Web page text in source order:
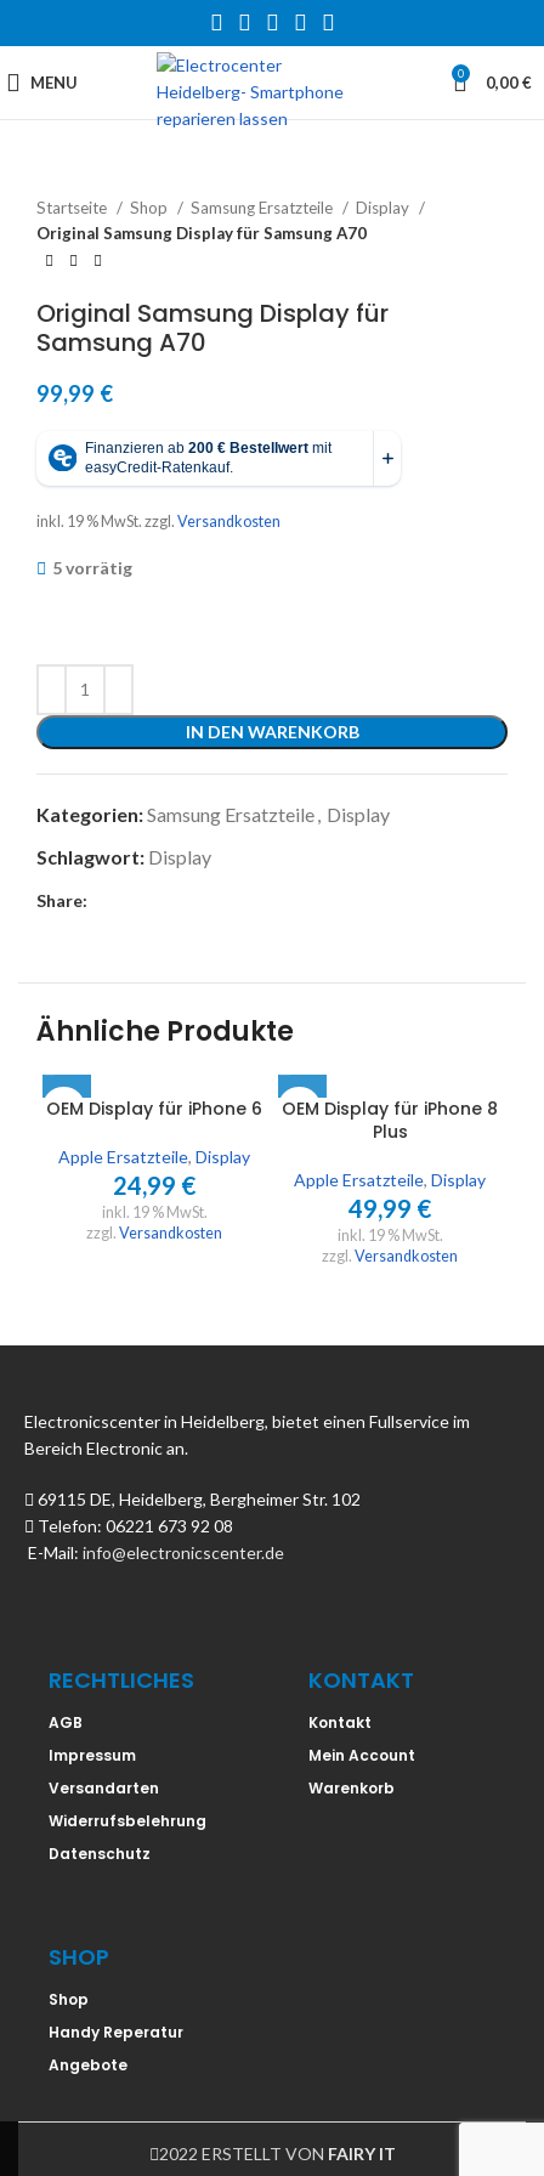
MENU 0 0,00€
Startseite Shop Samsung Ersatzteile
Display
Original Samsung Display für Samsung A70
Original Samsung Display für
Samsung A70
99,99 €
inkl. 19 % MwSt. zzgl. Versandkosten
5 vorrätig
IN DEN WARENKORB
Kategorien:Samsung Ersatzteile Display
Schlagwort: Display
Share:
Ähnliche Produkte
OEM Display für iPhone 6
Apple Ersatzteile, Display
24,99 €
inkl. 19 % MwSt.
zzgl. Versandkosten
OEM Display für iPhone 8
Plus
Apple Ersatzteile, Display
49,99 €
inkl. 19 % MwSt.
zzgl. Versandkosten
Electronicscenter in Heidelberg, bietet einen Fullservice im
Bereich Electronic an.
69115 DE, Heidelberg, Bergheimer Str. 102
Telefon: 06221 673 92 08
E-Mail:info@electronicscenter.de
RECHTLICHES
AGB
Impressum
Versandarten
Widerrufsbelehrung
Datenschutz
KONTAKT
Kontakt
Mein Account
Warenkorb
SHOP
Shop
Handy Reperatur
Angebote
2022 ERSTELLT VON FAIRY IT